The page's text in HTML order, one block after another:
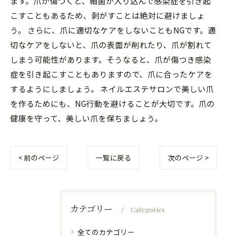
こすこともあるため、剥がすことは絶対に避けましょ
う。 さらに、爪に適切なケアをしないこともNGです。適
切なケアをしないと、爪の表面が削れたり、爪が割れて
しまう可能性があります。そうなると、爪が傷つき感染
症を引き起こすこともありますので、爪に合ったケアを
するようにしましょう。 ネイルエステサロンで美しい爪
を作るためにも、NG行動を避けることが大切です。爪の
健康を守って、美しい爪を保ちましょう。
< 前のページ 一覧に戻る 次のページ >
カテゴリー Categories
全てのカテゴリー